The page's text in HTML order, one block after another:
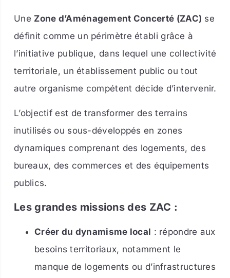
Une Zone d’Aménagement Concerté (ZAC) se
définit comme un périmètre établi grâce à
l’initiative publique, dans lequel une collectivité
territoriale, un établissement public ou tout
autre organisme compétent décide d’intervenir.
L’objectif est de transformer des terrains
inutilisés ou sous-développés en zones
dynamiques comprenant des logements, des
bureaux, des commerces et des équipements
publics.
Les grandes missions des ZAC :
Créer du dynamisme local : répondre aux
besoins territoriaux, notamment le
manque de logements ou d’infrastructures